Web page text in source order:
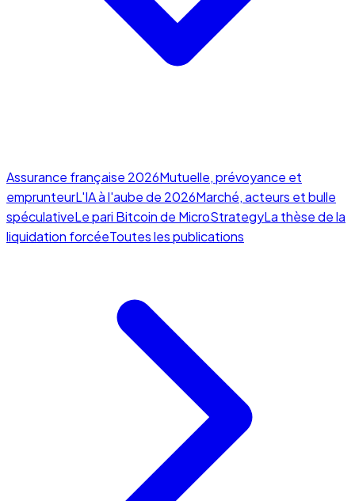
Assurance française 2026Mutuelle, prévoyance et
emprunteurL'IA à l'aube de 2026Marché, acteurs et bulle
spéculativeLe pari Bitcoin de MicroStrategyLa thèse de la
liquidation forcéeToutes les publications